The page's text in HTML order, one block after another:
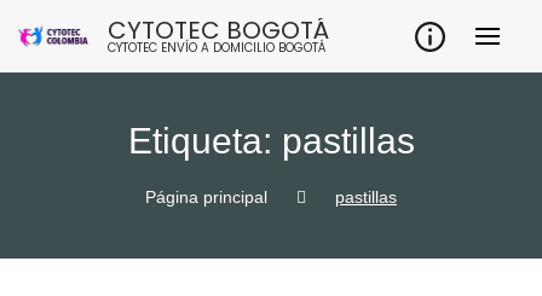
CYTOTEC BOGOTÁ
CYTOTEC ENVÍO A DOMICILIO BOGOTÁ
Etiqueta: pastillas
Página principal pastillas